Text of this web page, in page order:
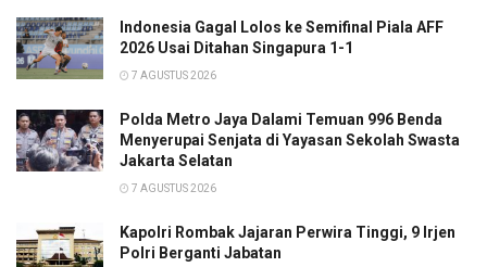
Indonesia Gagal Lolos ke Semifinal Piala AFF
2026 Usai Ditahan Singapura 1-1
7 AGUSTUS 2026
Polda Metro Jaya Dalami Temuan 996 Benda
Menyerupai Senjata di Yayasan Sekolah Swasta
Jakarta Selatan
7 AGUSTUS 2026
Kapolri Rombak Jajaran Perwira Tinggi, 9 Irjen
Polri Berganti Jabatan